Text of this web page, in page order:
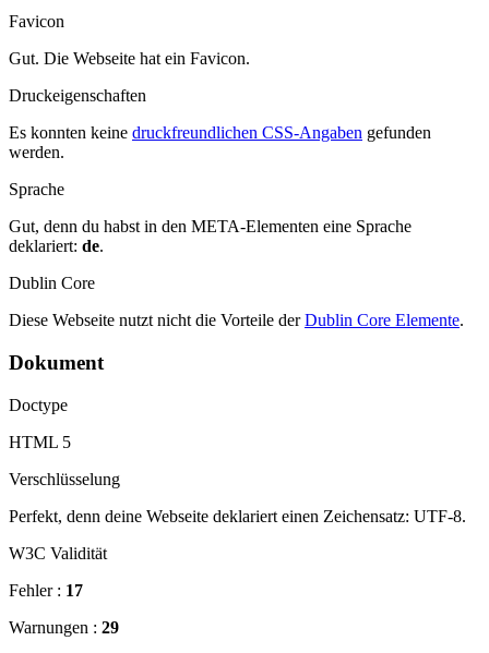
Favicon
Gut. Die Webseite hat ein Favicon.
Druckeigenschaften
Es konnten keine druckfreundlichen CSS-Angaben gefunden
werden.
Sprache
Gut, denn du habst in den META-Elementen eine Sprache
deklariert: de.
Dublin Core
Diese Webseite nutzt nicht die Vorteile derDublin Core Elemente.
Dokument
Doctype
HTML 5
Verschlüsselung
Perfekt, denn deine Webseite deklariert einen Zeichensatz: UTF-8.
W3C Validität
Fehler : 17
Warnungen : 29